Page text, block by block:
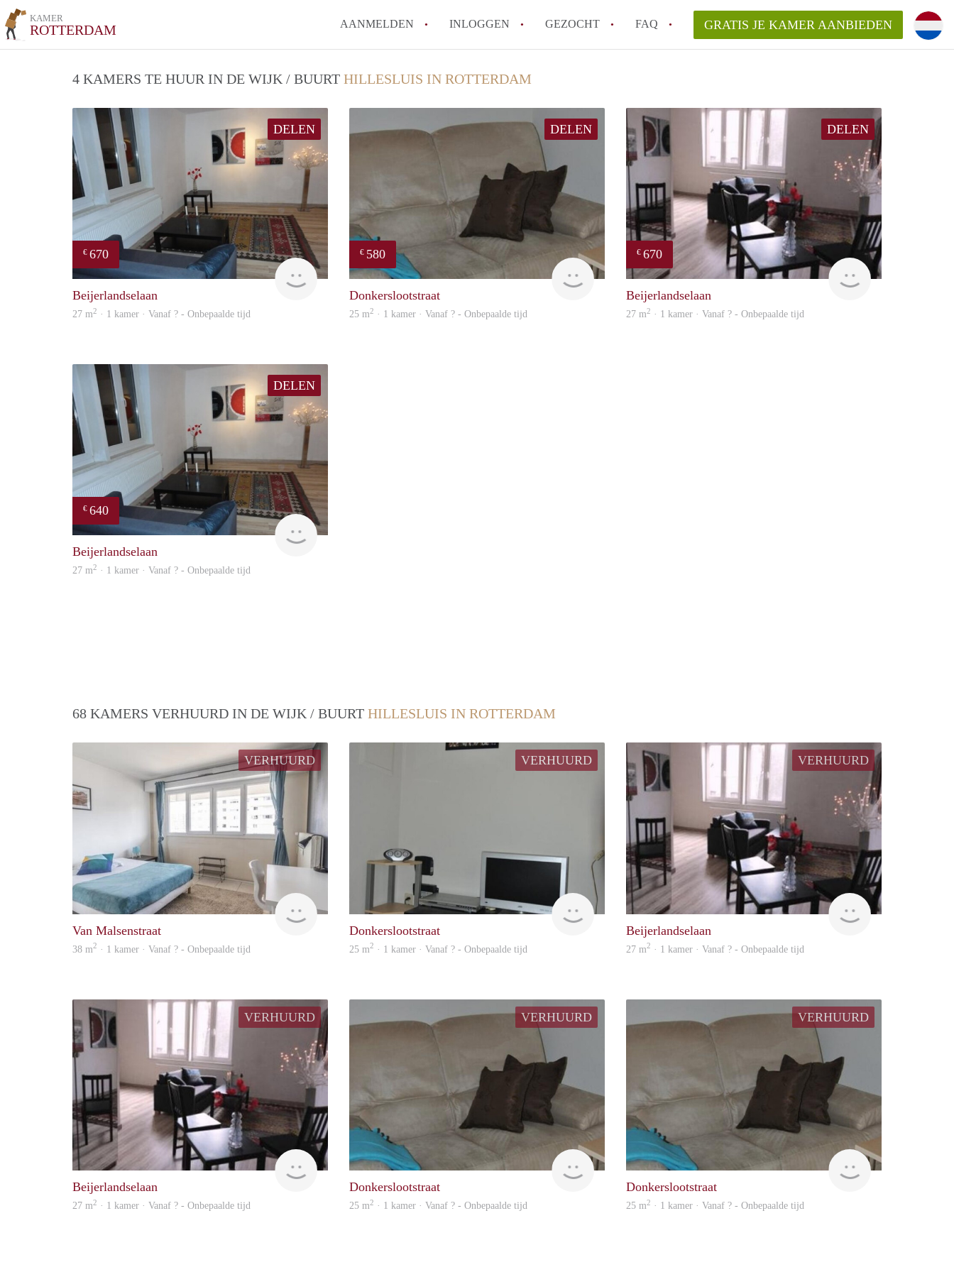
KAMER
ROTTERDAM AANMELDEN INLOGGEN GEZOCHT FAQ
Moet ik mij inschrijven bij de gemeente als ik een kamer huur in
Hoe groot is de kans dat ik snel een kamer vind?
Wat kost een studentenkamer gemiddeld in Rotterdam?
In welke wijken van Rotterdam kan ik het beste wonen als student?
Hoe vind ik een kamer in Rotterdam?
Alle veelgestelde vragen
GRATIS JE KAMER AANBIEDEN
4 KAMERS TE HUUR IN DE WIJK / BUURT HILLESLUIS IN ROTTERDAM
DELEN
€ 670
finder
Beijerlandselaan
27 m2 · 1 kamer · Vanaf ? - Onbepaalde tijd
DELEN
€ 580
Woning
Donkerslootstraat
25 m2 · 1 kamer · Vanaf ? - Onbepaalde tijd
DELEN
€ 670
Woning
Beijerlandselaan
27 m2 · 1 kamer · Vanaf ? - Onbepaalde tijd
DELEN
€ 640
finder
Beijerlandselaan
27 m2 · 1 kamer · Vanaf ? - Onbepaalde tijd
68 KAMERS VERHUURD IN DE WIJK / BUURT HILLESLUIS IN ROTTERDAM
VERHUURD
Van Malsenstraat
38 m2 · 1 kamer · Vanaf ? - Onbepaalde tijd
VERHUURD
rent
Donkerslootstraat
25 m2 · 1 kamer · Vanaf ? - Onbepaalde tijd
VERHUURD
Woning
Beijerlandselaan
27 m2 · 1 kamer · Vanaf ? - Onbepaalde tijd
VERHUURD
Woning
Beijerlandselaan
27 m2 · 1 kamer · Vanaf ? - Onbepaalde tijd
VERHUURD
Woning
Donkerslootstraat
25 m2 · 1 kamer · Vanaf ? - Onbepaalde tijd
VERHUURD
Woning
Donkerslootstraat
25 m2 · 1 kamer · Vanaf ? - Onbepaalde tijd